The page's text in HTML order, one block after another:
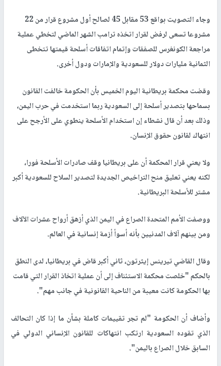
وجاء التصويت بواقع 53 مقابل 45 لصالح أول مشروع قرار من 22
مشروعا تسعى لرفض لقرار اتخذه ترامب الشهر الماضي لتخطي عملية
مراجعة الكونغرس للصفقات وإتمام اتفاقات أسلحة قيمتها تتخطى
الثمانية مليارات دولار للسعودية والإمارات ودول أخرى.
وقضت محكمة بريطانية اليوم الخميس بأن الحكومة خالفت القانون
بسماحها بتصدير أسلحة إلى السعودية ربما استخدمت في حرب اليمن،
وذلك بعد أن قال نشطاء إن استخدام الأسلحة ينطوي على الأرجح على
انتهاك لقانون حقوق الإنسان.
ولا يعني قرار المحكمة أن على بريطانيا وقف صادرات الأسلحة فورا،
لكنه يعني تعليق منح التراخيص الجديدة لتصدير السلاح للسعودية أكبر
مشتر للأسلحة البريطانية.
ووصفت الأمم المتحدة الصراع في اليمن الذي أزهق أرواح عشرات الآلاف
ومن بينهم آلاف المدنيين بأنه أسوأ أزمة إنسانية في العالم.
وقال القاضي تيرينس إيثرتون، ثاني أكبر قاض في بريطانيا، لدى النطق
بالحكم "خلصت محكمة الاستئناف إلى أن عملية اتخاذ القرار التي قامت
بها الحكومة كانت معيبة من الناحية القانونية في جانب مهم".
وأضاف أن الحكومة "لم تجر تقييمات كاملة بشأن ما إذا كان التحالف
الذي تقوده السعودية ارتكب انتهاكات للقانون الإنساني الدولي في
السابق خلال الصراع باليمن".